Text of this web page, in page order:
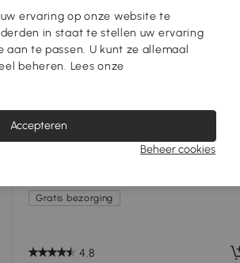
-12%_extra
HOMCOM Slaapbank, verstelbare 3-
zitsbank met bedfunctie, slaapbank met
Gratis bezorging
4.8
ervaring op onze website te
in staat te stellen uw ervaring
te passen. U kunt ze allemaal
beheren. Lees onze
Accepteren
Beheer cookies